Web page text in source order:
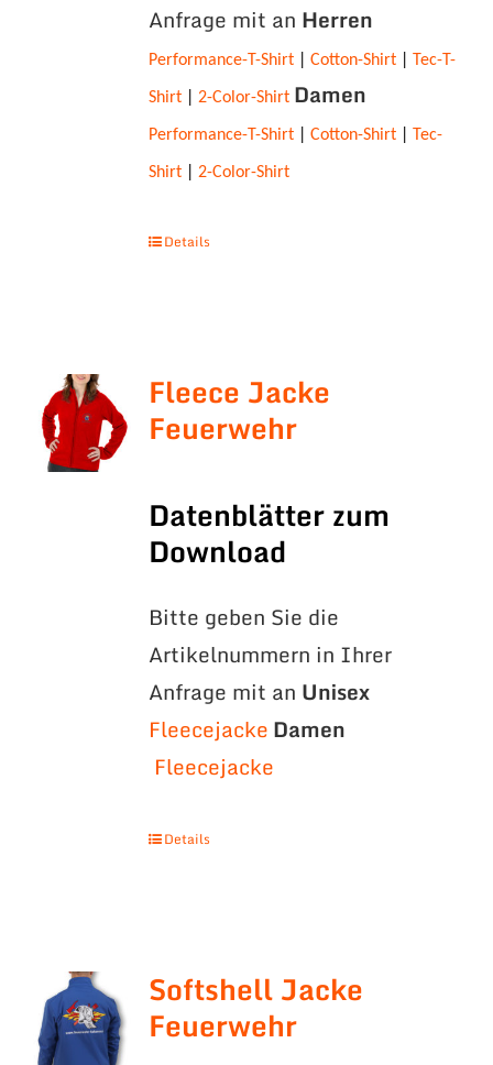
Anfrage mit an Herren
Performance-T-Shirt| Cotton-Shirt Tec-T-
Shirt| 2-Color-Shirt Damen
Performance-T-Shirt| Cotton-Shirt| Tec-
Shirt| 2-Color-Shirt
Details
Fleece Jacke
Feuerwehr
Datenblätter zum
Download
Bitte geben Sie die
Artikelnummern in Ihrer
Anfrage mit an Unisex
FleecejackeDamen
Fleecejacke
Details
Softshell Jacke
Feuerwehr